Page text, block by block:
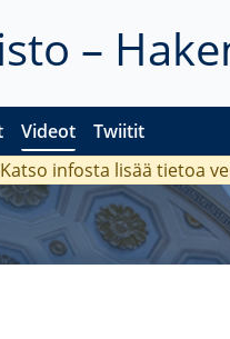
–
Videot Twiitit
infosta lisää tietoa